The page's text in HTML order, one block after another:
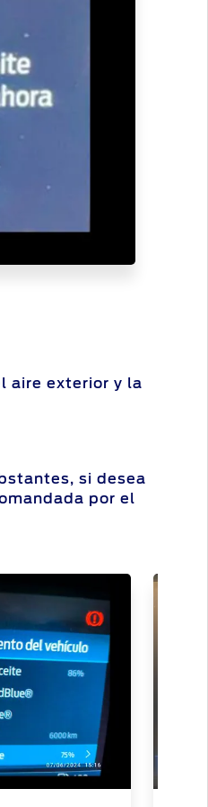
aire exterior y la
si desea
por el